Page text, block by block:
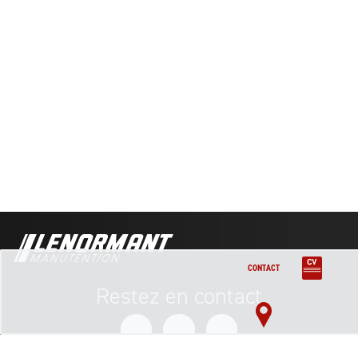
Chariots frontaux thermiques GAZ 2000 kg Cabine
Chariots frontaux thermiques GAZ 2500 kg Cabine
CONTACT
Restez en contact